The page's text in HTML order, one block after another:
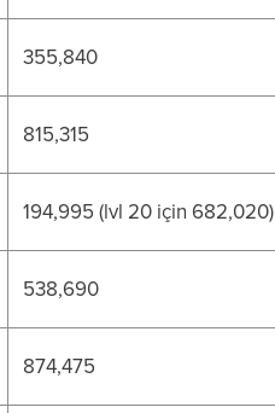
355,840
815,315
194,995 (lvl 20 için 682,020)
538,690
874,475